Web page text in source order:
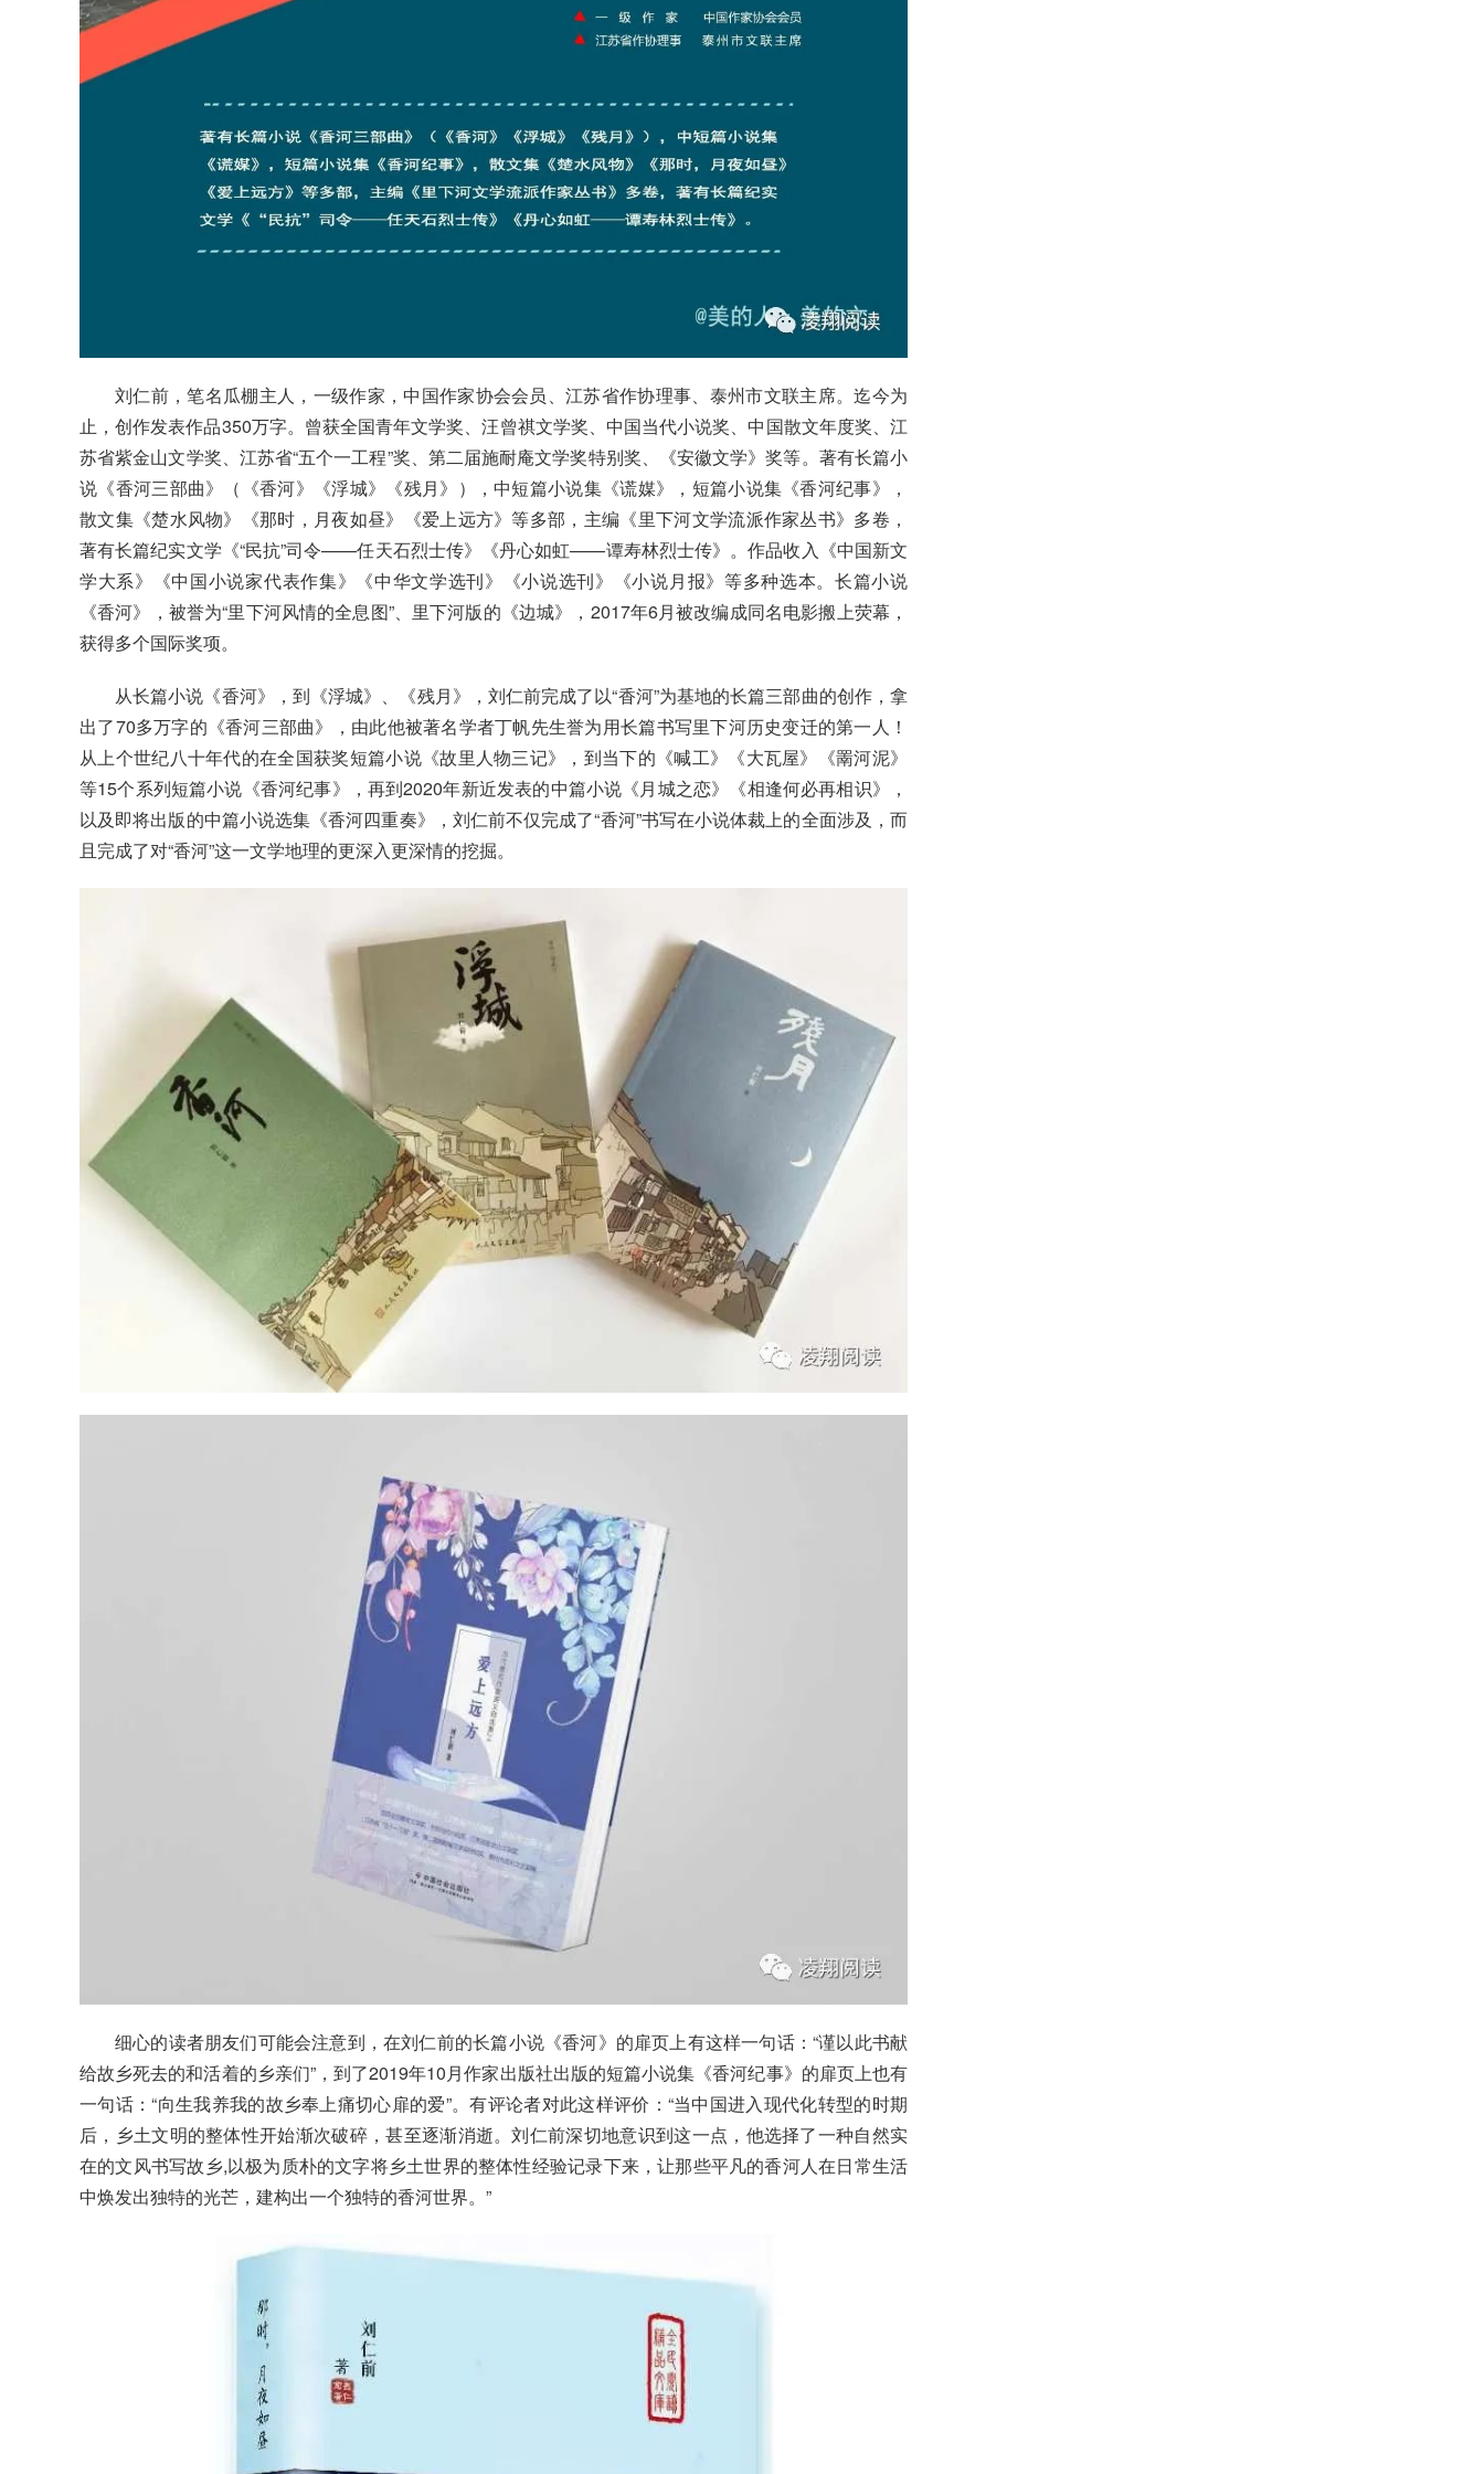
刘仁前，笔名瓜棚主人，一级作家，中国作家协会会员、江苏省作协理事、泰州市文联主席。迄今为
止，创作发表作品350万字。曾获全国青年文学奖、汪曾祺文学奖、中国当代小说奖、中国散文年度奖、江
苏省紫金山文学奖、江苏省“五个一工程”奖、第二届施耐庵文学奖特别奖、《安徽文学》奖等。著有长篇小
说《香河三部曲》（《香河》《浮城》《残月》），中短篇小说集《谎媒》，短篇小说集《香河纪事》，
散文集《楚水风物》《那时，月夜如昼》《爱上远方》等多部，主编《里下河文学流派作家丛书》多卷，
著有长篇纪实文学《“民抗”司令——任天石烈士传》《丹心如虹——谭寿林烈士传》。作品收入《中国新文
学大系》《中国小说家代表作集》《中华文学选刊》《小说选刊》《小说月报》等多种选本。长篇小说
《香河》，被誉为“里下河风情的全息图”、里下河版的《边城》，2017年6月被改编成同名电影搬上荧幕，
获得多个国际奖项。
从长篇小说《香河》，到《浮城》、《残月》，刘仁前完成了以“香河”为基地的长篇三部曲的创作，拿
出了70多万字的《香河三部曲》，由此他被著名学者丁帆先生誉为用长篇书写里下河历史变迁的第一人！
从上个世纪八十年代的在全国获奖短篇小说《故里人物三记》，到当下的《喊工》《大瓦屋》《罱河泥》
等15个系列短篇小说《香河纪事》，再到2020年新近发表的中篇小说《月城之恋》《相逢何必再相识》，
以及即将出版的中篇小说选集《香河四重奏》，刘仁前不仅完成了“香河”书写在小说体裁上的全面涉及，而
且完成了对“香河”这一文学地理的更深入更深情的挖掘。
细心的读者朋友们可能会注意到，在刘仁前的长篇小说《香河》的扉页上有这样一句话：“谨以此书献
给故乡死去的和活着的乡亲们”，到了2019年10月作家出版社出版的短篇小说集《香河纪事》的扉页上也有
一句话：“向生我养我的故乡奉上痛切心扉的爱”。有评论者对此这样评价：“当中国进入现代化转型的时期
后，乡土文明的整体性开始渐次破碎，甚至逐渐消逝。刘仁前深切地意识到这一点，他选择了一种自然实
在的文风书写故乡,以极为质朴的文字将乡土世界的整体性经验记录下来，让那些平凡的香河人在日常生活
中焕发出独特的光芒，建构出一个独特的香河世界。”